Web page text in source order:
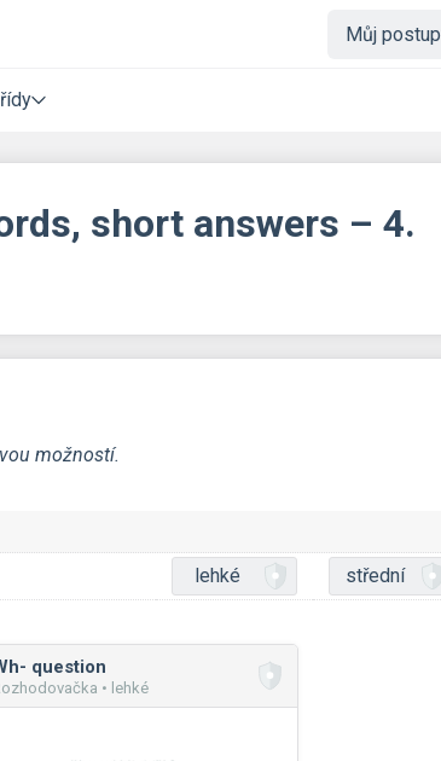
Můj postup
short answers – 4.
možností.
lehké střední
question
• lehké